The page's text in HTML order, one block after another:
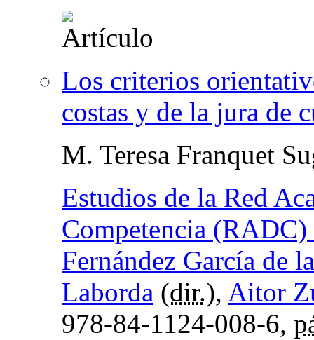
Los criterios
costas y de la jura de
M. Teresa Franquet
Estudios de la Red
Competencia (RADC)
Fernández García de
Laborda (dir.), Aitor
978-84-1124-008-6,